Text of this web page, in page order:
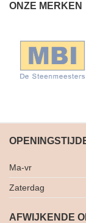
ONZE MERKEN
Ma-vr
Zaterdag
AFWIJKENDE